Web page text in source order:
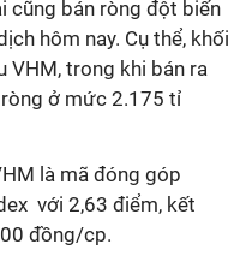
cũng bán ròng đột biến
hôm nay. Cụ thể, khối
VHM, trong khi bán ra
ở mức 2.175 tỉ
là mã đóng góp
với 2,63 điểm, kết
đồng/cp.